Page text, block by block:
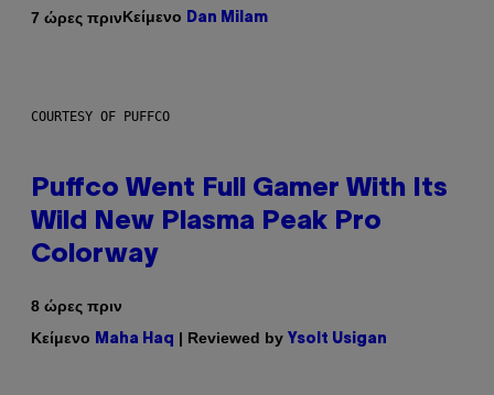
7 ώρες πρινΚείμενο Dan Milam
COURTESY OF PUFFCO
Puffco Went Full Gamer With Its
Wild New Plasma Peak Pro
Colorway
8 ώρες πριν
Κείμενο
Maha Haq | Reviewed by Ysolt Usigan